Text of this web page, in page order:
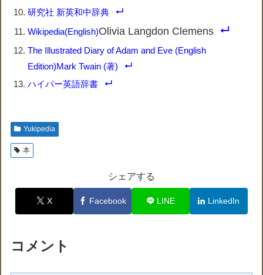
研究社 新英和中辞典
Wikipedia(English)Olivia Langdon Clemens
The Illustrated Diary of Adam and Eve (English
Edition)Mark Twain (著)
ハイパー英語辞書
Yukipedia
本
シェアする
X Facebook LINE LinkedIn
コメント